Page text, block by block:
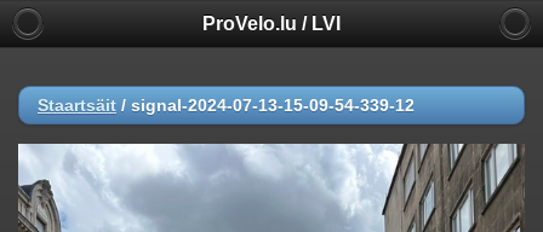
ProVelo.lu / LVI
Staartsäit / signal-2024-07-13-15-09-54-339-12